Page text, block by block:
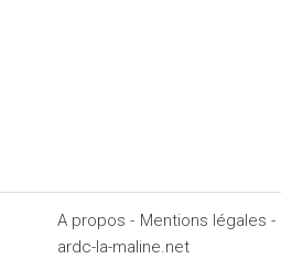
A propos - Mentions légales -
ardc-la-maline.net